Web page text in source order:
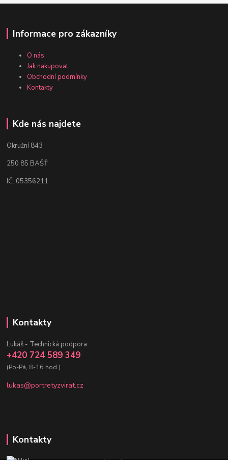
Informace pro zákazníky
O nás
Jak nakupovat
Obchodní podmínky
Kontakty
Kde nás najdete
Okružní 843
250 85 BAŠŤ
IČ: 05356211
Kontakty
Lukáš - Technická podpora
+420 724 589 349
(Po-Pá, 8-16 hod.)
lukas@portretyzvirat.cz
Kontakty
Nikol - Srdce Portrétů zvířat